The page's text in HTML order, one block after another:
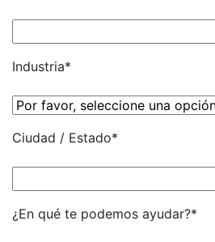
Industria*
Ciudad / Estado*
¿En qué te podemos ayudar?*